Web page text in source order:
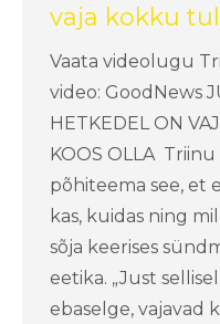
vaja kokku
Vaata videolugu
video: GoodNews
HETKEDEL ON
KOOS OLLA
põhiteema see, et
kas, kuidas ning
sõja keerises
eetika. „Just
ebaselge, vajavad